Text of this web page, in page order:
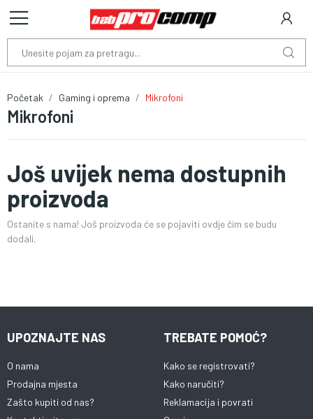
Mikrofoni
Početak Gaming i oprema Mikrofoni
Još uvijek nema dostupnih
proizvoda
Ostanite s nama! Još proizvoda će se pojaviti ovdje čim se budu
dodali.
UPOZNAJTE NAS
O nama
Prodajna mjesta
Zašto kupiti od nas?
TREBATE POMOĆ?
Kako se registrovati?
Kako naručiti?
Reklamacija i povrati